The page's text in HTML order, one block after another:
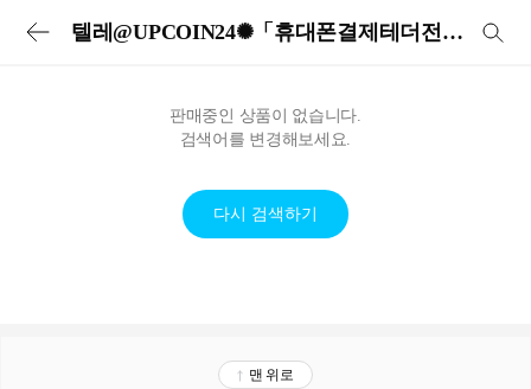
텔레@UPCOIN24✺「휴대폰결제테더전송리플모든코인현금화
판매중인 상품이 없습니다.
검색어를 변경해보세요.
다시 검색하기